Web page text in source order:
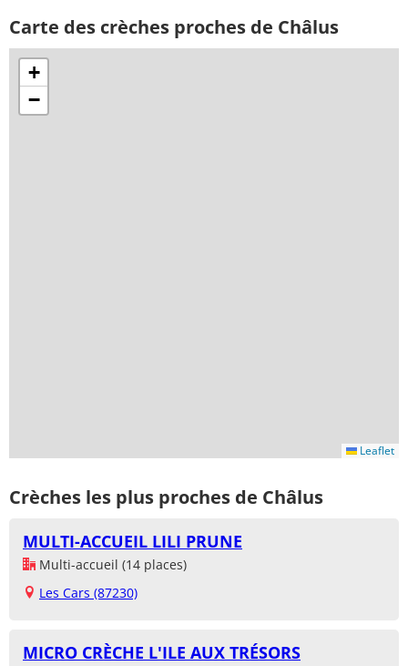
Carte des crèches proches de Châlus
+
−
Leaflet
Crèches les plus proches de Châlus
MULTI-ACCUEIL LILI PRUNE
Multi-accueil (14 places)
Les Cars (87230)
MICRO CRÈCHE L'ILE AUX TRÉSORS